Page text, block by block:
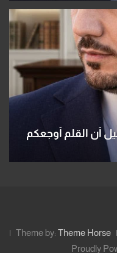
أن القلم أوجعكم
Theme by: Theme Horse
Proudly